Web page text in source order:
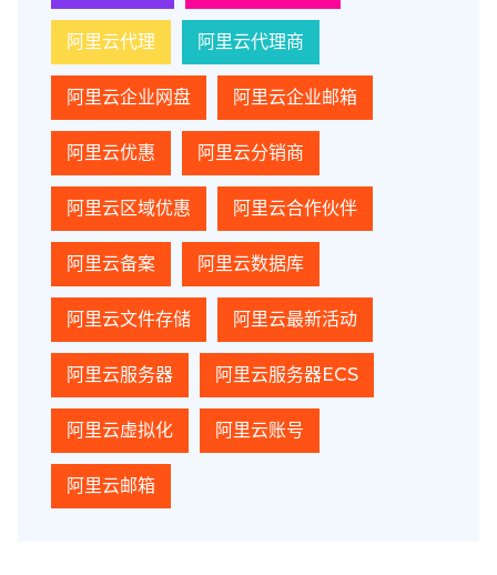
阿里云代理 阿里云代理商
阿里云企业网盘 阿里云企业邮箱
阿里云优惠 阿里云分销商
阿里云区域优惠 阿里云合作伙伴
阿里云备案 阿里云数据库
阿里云文件存储 阿里云最新活动
阿里云服务器 阿里云服务器ECS
阿里云虚拟化 阿里云账号
阿里云邮箱